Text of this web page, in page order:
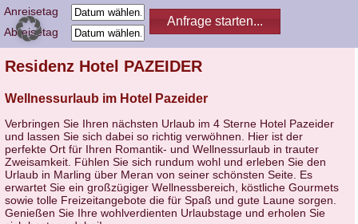
Anreisetag
Abreisetag
Residenz Hotel PAZEIDER
Wellnessurlaub im Hotel Pazeider
Verbringen Sie Ihren nächsten Urlaub im 4 Sterne Hotel Pazeider
und lassen Sie sich dabei so richtig verwöhnen. Hier ist der
perfekte Ort für Ihren Romantik- und Wellnessurlaub in trauter
Zweisamkeit. Fühlen Sie sich rundum wohl und erleben Sie den
Urlaub in Marling über Meran von seiner schönsten Seite. Es
erwartet Sie ein großzügiger Wellnessbereich, köstliche Gourmets
sowie tolle Freizeitangebote die für Spaß und gute Laune sorgen.
Genießen Sie Ihre wohlverdienten Urlaubstage und erholen Sie